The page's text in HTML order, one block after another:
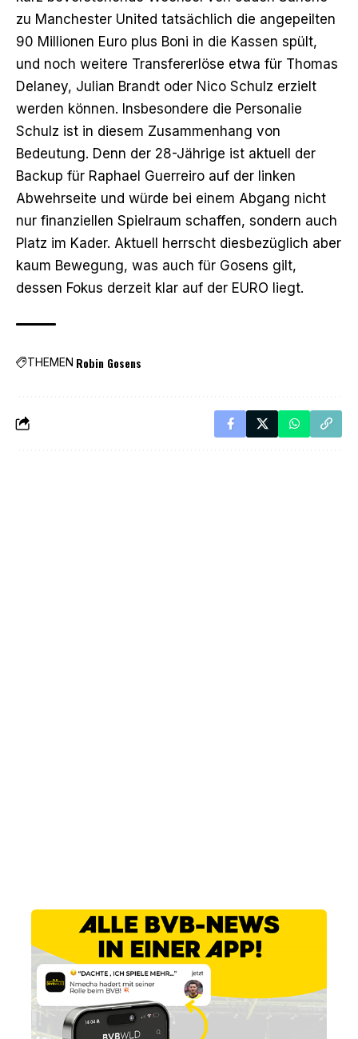
zu Manchester United tatsächlich die angepeilten
90 Millionen Euro plus Boni in die Kassen spült,
und noch weitere Transfererlöse etwa für Thomas
Delaney, Julian Brandt oder Nico Schulz erzielt
werden können. Insbesondere die Personalie
Schulz ist in diesem Zusammenhang von
Bedeutung. Denn der 28-Jährige ist aktuell der
Backup für Raphael Guerreiro auf der linken
Abwehrseite und würde bei einem Abgang nicht
nur finanziellen Spielraum schaffen, sondern auch
Platz im Kader. Aktuell herrscht diesbezüglich aber
kaum Bewegung, was auch für Gosens gilt,
dessen Fokus derzeit klar auf der EURO liegt.
THEMEN Robin Gosens